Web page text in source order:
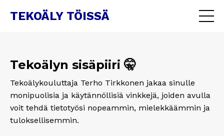
TEKOÄLY TÖISSÄ
Tekoälyn sisäpiiri 🤫
Tekoälykouluttaja Terho Tirkkonen jakaa sinulle
monipuolisia ja käytännöllisiä vinkkejä, joiden avulla
voit tehdä tietotyösi nopeammin, mielekkäämmin ja
tuloksellisemmin.